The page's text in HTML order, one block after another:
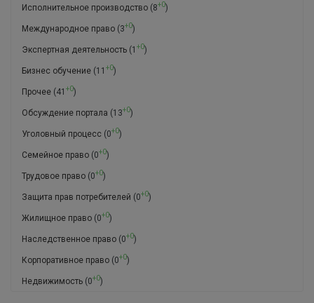
Исполнительное производство (8+0)
Международное право (3+0)
Экспертная деятельность (1 +0)
Бизнес обучение (11 +0)
Прочее (41 +0)
Обсуждение портала (13+0)
Уголовный процесс (0+0)
Семейное право (0+0)
Трудовое право (0+0)
Защита прав потребителей (0+0)
Жилищное право (0+0)
Наследственное право (0+0)
Корпоративное право (0+0)
Недвижимость (0+0)